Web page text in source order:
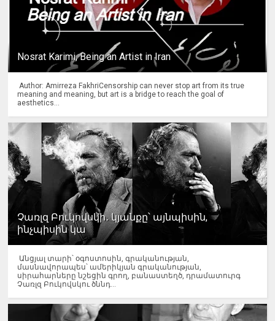
Nosrat Karimi, Being an Artist in Iran
Author: Amirreza FakhriCensorship can never stop art from its true
meaning and meaning, but art is a bridge to reach the goal of
aesthetics...
Չառլզ Բուկովսկի․ կյանքը՝ այնպիսին,
ինչպիսին կա
Անցյալ տարի՝ օգոստոսին, գրականության,
մասնավորապես՝ ամերիկյան գրականության,
սիրահարները նշեցին գրող, բանաստեղծ, դրամատուրգ
Չառլզ Բուկովսկու ծննդ...